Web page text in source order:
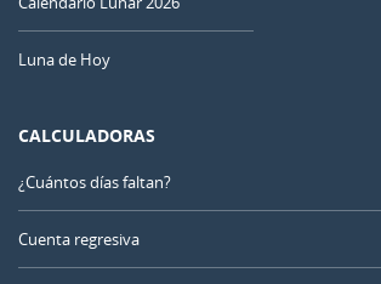
Luna de Hoy
CALCULADORAS
¿Cuántos días faltan?
Cuenta regresiva